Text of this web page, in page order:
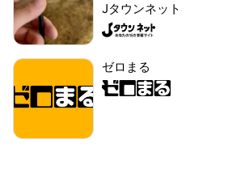
Jタウンネット
ゼロまる